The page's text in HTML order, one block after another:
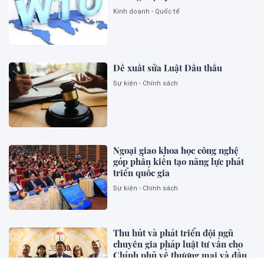
Kinh doanh - Quốc tế
Đề xuất sửa Luật Đấu thầu
Sự kiện - Chính sách
Ngoại giao khoa học công nghệ
góp phần kiến tạo năng lực phát
triển quốc gia
Sự kiện - Chính sách
Thu hút và phát triển đội ngũ
chuyên gia pháp luật tư vấn cho
Chính phủ về thương mại và đầu